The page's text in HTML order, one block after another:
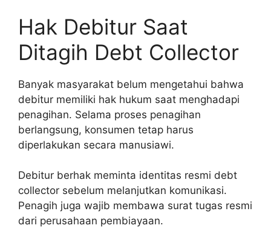
Hak Debitur Saat
Ditagih Debt Collector
Banyak masyarakat belum mengetahui bahwa
debitur memiliki hak hukum saat menghadapi
penagihan. Selama proses penagihan
berlangsung, konsumen tetap harus
diperlakukan secara manusiawi.
Debitur berhak meminta identitas resmi debt
collector sebelum melanjutkan komunikasi.
Penagih juga wajib membawa surat tugas resmi
dari perusahaan pembiayaan.